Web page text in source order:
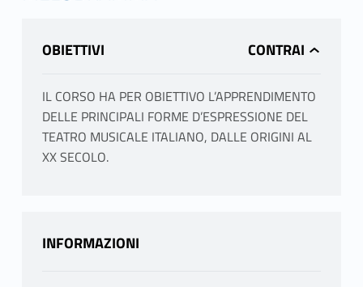
OBIETTIVI
IL CORSO HA PER OBIETTIVO L’APPRENDIMENTO
DELLE PRINCIPALI FORME D’ESPRESSIONE DEL
TEATRO MUSICALE ITALIANO, DALLE ORIGINI AL
XX SECOLO.
INFORMAZIONI